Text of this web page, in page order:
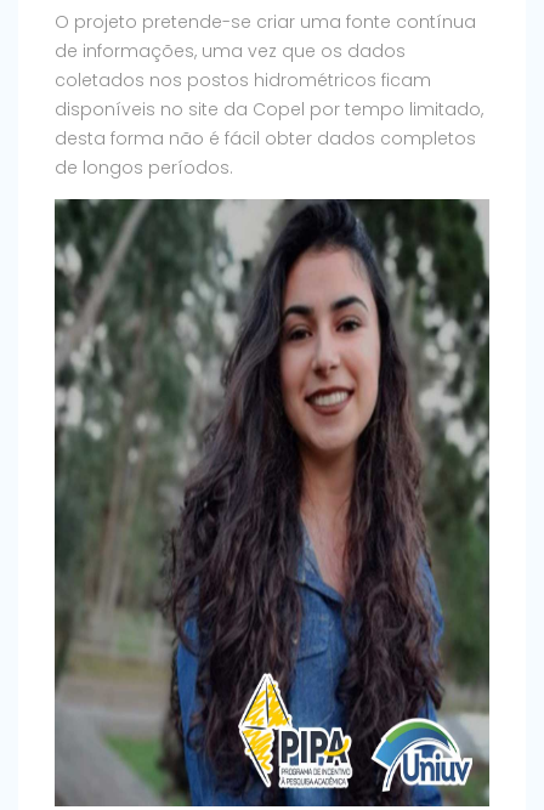
O projeto pretende-se criar uma fonte contínua
de informações, uma vez que os dados
coletados nos postos hidrométricos ficam
disponíveis no site da Copel por tempo limitado,
desta forma não é fácil obter dados completos
de longos períodos.